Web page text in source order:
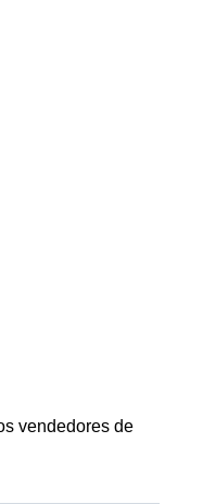
vendedores de